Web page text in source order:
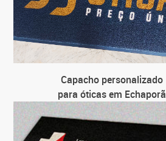
Capacho personalizado
para óticas em Echaporã